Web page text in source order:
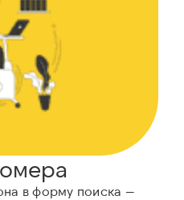
в форму поиска —